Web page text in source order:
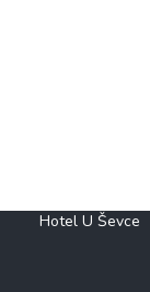
Hotel U Ševce